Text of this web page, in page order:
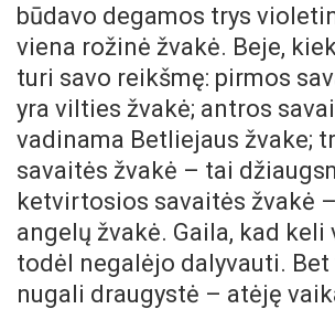
būdavo degamos trys
viena rožinė žvakė. Beje,
turi savo reikšmę: pirmos
yra vilties žvakė; antros
vadinama Betliejaus žvake;
savaitės žvakė – tai
ketvirtosios savaitės žvakė
angelų žvakė. Gaila, kad keli
todėl negalėjo dalyvauti. Bet
nugali draugystė – atėję